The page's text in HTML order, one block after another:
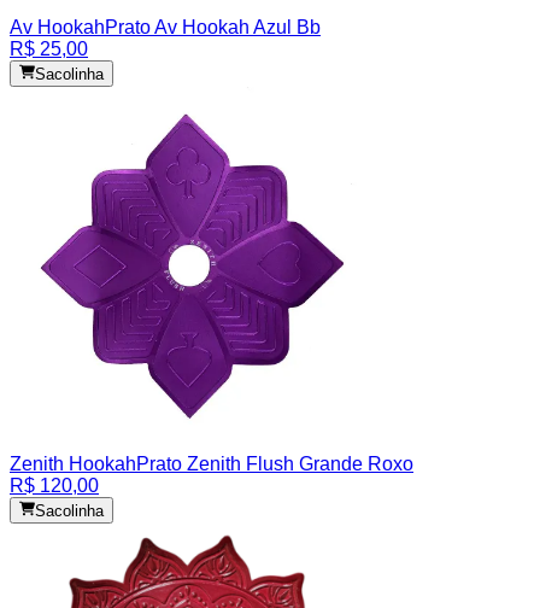
Av HookahPrato Av Hookah Azul Bb
R$ 25,00
Sacolinha
Zenith HookahPrato Zenith Flush Grande Roxo
R$ 120,00
Sacolinha